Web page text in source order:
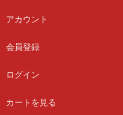
アカウント
会員登録
ログイン
カートを見る